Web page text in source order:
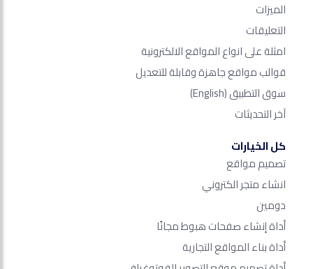
الميزات
التعليقات
امثلة على انواع المواقع الالكترونية
قوالب مواقع جاهزة وقابلة للتعديل
سوق التطبيق(English)
آخر التحديثات
كل الخيارات
تصميم مواقع
انشاء متجر الكتروني
دومين
أداة إنشاء صفحات هبوط مجانًا
أداة بناء المواقع التجارية